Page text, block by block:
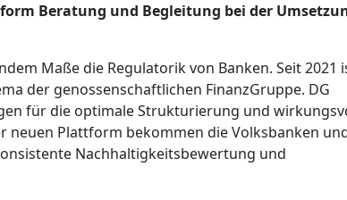
Beratung und Begleitung bei der
Maße die Regulatorik von Banken. Seit 2021
der genossenschaftlichen FinanzGruppe. DG
für die optimale Strukturierung und
Plattform bekommen die Volksbanken
Nachhaltigkeitsbewertung und